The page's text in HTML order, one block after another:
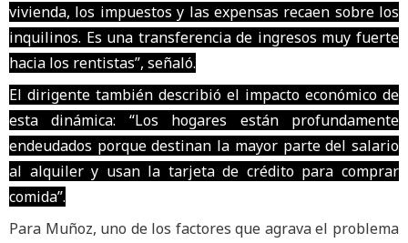
vivienda, los impuestos y las expensas recaen sobre los
inquilinos. Es una transferencia de ingresos muy fuerte
hacia los rentistas”, señaló.
El dirigente también describió el impacto económico de
esta dinámica: “Los hogares están profundamente
endeudados porque destinan la mayor parte del salario
al alquiler y usan la tarjeta de crédito para comprar
comida”.
Para Muñoz, uno de los factores que agrava el problema